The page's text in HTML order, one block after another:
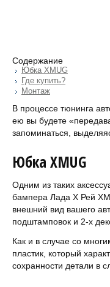
Содержание
Юбка XMUG
Где купить?
Монтаж
В процессе тюнинга
ею вы будете
запоминаться,
Юбка XMUG
Одним из таких
бампера Лада Х Рей
внешний вид вашего
подштамповок и 2-х
Как и в случае со
пластик, который
сохранности детали в